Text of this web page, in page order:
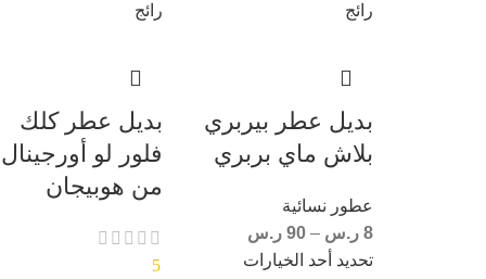
رائج
بديل عطر بيربري
بلاش ماي بربري
عطور نسائية
8 ر.س –
90 ر.س
تحديد أحد الخيارات
رائج
بديل عطر كلك
فلور لو أورجينال
من هوبيجان
5